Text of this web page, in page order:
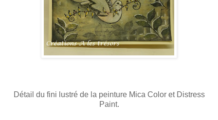
Détail du fini lustré de la peinture Mica Color et Distress
Paint.